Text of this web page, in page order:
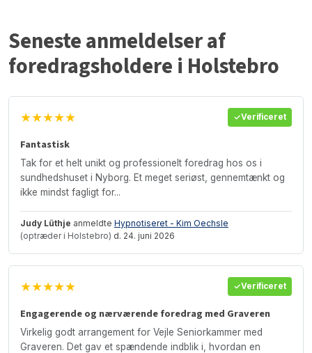
Seneste anmeldelser af
foredragsholdere i Holstebro
★★★★★ Verificeret
Fantastisk
Tak for et helt unikt og professionelt foredrag hos os i
sundhedshuset i Nyborg. Et meget seriøst, gennemtænkt og
ikke mindst fagligt for...
Judy Lüthje anmeldte Hypnotiseret - Kim Oechsle
(optræder i Holstebro) d. 24. juni 2026
★★★★★ Verificeret
Engagerende og nærværende foredrag med Graveren
Virkelig godt arrangement for Vejle Seniorkammer med
Graveren. Det gav et spændende indblik i, hvordan en